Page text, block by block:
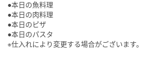
●本日の魚料理
●本日の肉料理
●本日のピザ
●本日のパスタ
※仕入れにより変更する場合がございます。